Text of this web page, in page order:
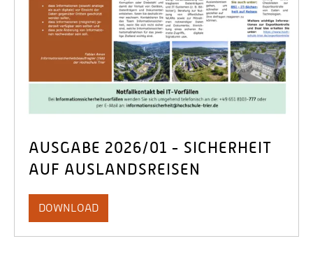
AUSGABE 2026/01 - SICHERHEIT
AUF AUSLANDSREISEN
DOWNLOAD